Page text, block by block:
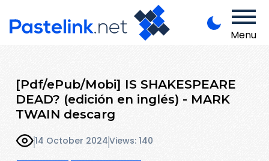
Menu
[Pdf/ePub/Mobi] IS SHAKESPEARE
DEAD? (edición en inglés) - MARK
TWAIN descarg
14 October 2024Views: 140